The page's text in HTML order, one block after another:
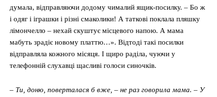
думала, відправляючи додому чималий ящик-посилку. – Бо ж
і одяг і іграшки і різні смаколики! А таткові поклала пляшку
лімончелло – нехай скуштує місцевого напою. А мама
мабуть зрадіє новому платтю…». Відтоді такі посилки
відправляла кожного місяця. І щиро раділа, чуючи у
телефонній слухавці щасливі голоси синочків.
– Ти, доню, поверталася б вже, – не раз говорила мама. – У